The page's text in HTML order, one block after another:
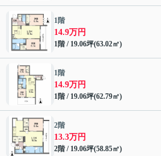
1階
14.9万円
1階 / 19.06坪(63.02㎡)
1階
14.9万円
1階 / 19.06坪(62.79㎡)
2階
13.3万円
2階 / 19.06坪(58.85㎡)